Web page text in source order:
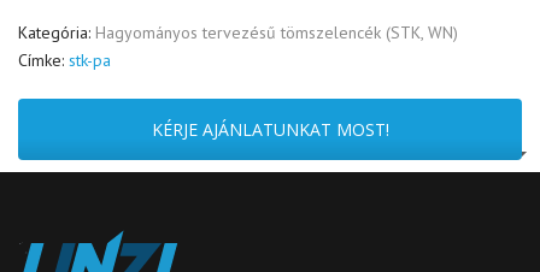
Kategória: Hagyományos tervezésű tömszelencék (STK, WN)
Címke: stk-pa
KÉRJE AJÁNLATUNKAT MOST!